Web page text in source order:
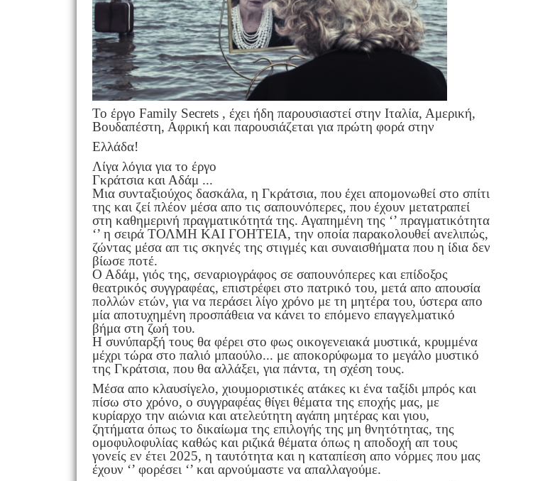
Το έργο Family Secrets , έχει ήδη παρουσιαστεί στην Ιταλία, Αμερική,
Βουδαπέστη, Αφρική και παρουσιάζεται για πρώτη φορά στην
Ελλάδα!
Λίγα λόγια για το έργο
Γκράτσια και Αδάμ ...
Μια συνταξιούχος δασκάλα, η Γκράτσια, που έχει απομονωθεί στο σπίτι
της και ζεί πλέον μέσα απο τις σαπουνόπερες, που έχουν μετατραπεί
στη καθημερινή πραγματικότητά της. Αγαπημένη της ‘’ πραγματικότητα
‘’ η σειρά ΤΟΛΜΗ ΚΑΙ ΓΟΗΤΕΙΑ, την οποία παρακολουθεί ανελιπώς,
ζώντας μέσα απ τις σκηνές της στιγμές και συναισθήματα που η ίδια δεν
βίωσε ποτέ.
Ο Αδάμ, γιός της, σεναριογράφος σε σαπουνόπερες και επίδοξος
θεατρικός συγγραφέας, επιστρέφει στο πατρικό του, μετά απο απουσία
πολλών ετών, για να περάσει λίγο χρόνο με τη μητέρα του, ύστερα απο
μία αποτυχημένη προσπάθεια να κάνει το επόμενο επαγγελματικό
βήμα στη ζωή του.
Η συνύπαρξή τους θα φέρει στο φως οικογενειακά μυστικά, κρυμμένα
μέχρι τώρα στο παλιό μπαούλο... με αποκορύφωμα το μεγάλο μυστικό
της Γκράτσια, που θα αλλάξει, για πάντα, τη σχέση τους.
Μέσα απο κλαυσίγελο, χιουμοριστικές ατάκες κι ένα ταξίδι μπρός και
πίσω στο χρόνο, ο συγγραφέας θίγει θέματα της εποχής μας, με
κυρίαρχο την αιώνια και ατελεύτητη αγάπη μητέρας και γιου,
ζητήματα όπως το δικαίωμα της επιλογής της μη θνητότητας, της
ομοφυλοφυλίας καθώς και ριζικά θέματα όπως η αποδοχή απ τους
γονείς εν έτει 2025, η ταυτότητα και η καταπίεση απο νόρμες που μας
έχουν ‘’ φορέσει ‘’ και αρνούμαστε να απαλλαγούμε.